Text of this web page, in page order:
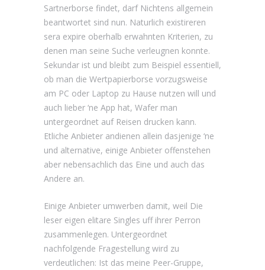
Sartnerborse findet, darf Nichtens allgemein
beantwortet sind nun. Naturlich existireren
sera expire oberhalb erwahnten Kriterien, zu
denen man seine Suche verleugnen konnte.
Sekundar ist und bleibt zum Beispiel essentiell,
ob man die Wertpapierborse vorzugsweise
am PC oder Laptop zu Hause nutzen will und
auch lieber ‘ne App hat, Wafer man
untergeordnet auf Reisen drucken kann.
Etliche Anbieter andienen allein dasjenige ‘ne
und alternative, einige Anbieter offenstehen
aber nebensachlich das Eine und auch das
Andere an.
Einige Anbieter umwerben damit, weil Die
leser eigen elitare Singles uff ihrer Perron
zusammenlegen. Untergeordnet
nachfolgende Fragestellung wird zu
verdeutlichen: Ist das meine Peer-Gruppe,